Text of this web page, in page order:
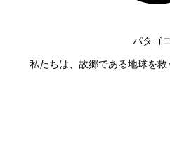
パタゴ
私たちは、故郷である地球を救